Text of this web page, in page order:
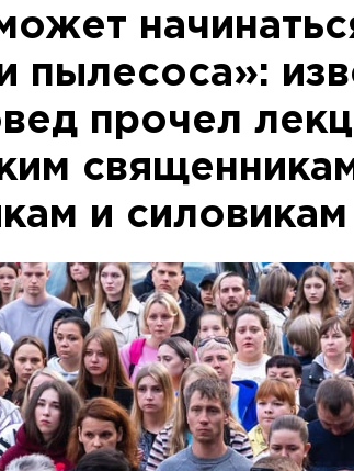
пылесоса»:
прочел
и силовикам